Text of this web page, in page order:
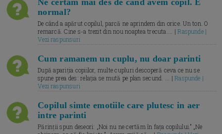
normal?
De când a apărut copilul, parcă ne aprindem din orice. Un ton. O
remarcă. Cine s-a trezit din nou noaptea trecuta.... |Raspunde |
Vezi raspunsuri
Cum ramanem un cuplu, nu doar parinti
După apariția copiilor, multe cupluri descoperă ceva ce nu se
spune prea des: relația se mută pe plan secund. ... |Raspunde |
Vezi raspunsuri
Copilul simte emotiile care plutesc in aer
intre parinti
Părinții spun deseori: „Noi nu ne certăm în fața copilului.” „Ne